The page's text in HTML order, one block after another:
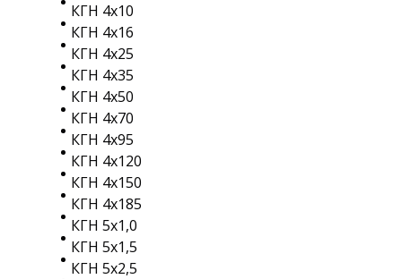
КГН 4х10
КГН 4х16
КГН 4х25
КГН 4х35
КГН 4х50
КГН 4х70
КГН 4х95
КГН 4х120
КГН 4х150
КГН 4х185
КГН 5х1,0
КГН 5х1,5
КГН 5х2,5